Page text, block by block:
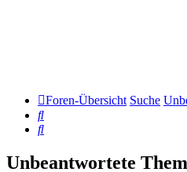
Foren-Übersicht Suche
Suche
Suche
Unbeantwortete